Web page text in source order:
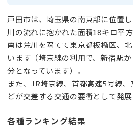
戸田市は、埼玉県の南東部に位置
川の流れに抱かれた面積18キロ平
南は荒川を隔てて東京都板橋区、
います（埼京線の利用で、新宿駅
分となっています）。
また、JR埼京線、首都高速5号線
どが交差する交通の要衝として発展
各種ランキング結果